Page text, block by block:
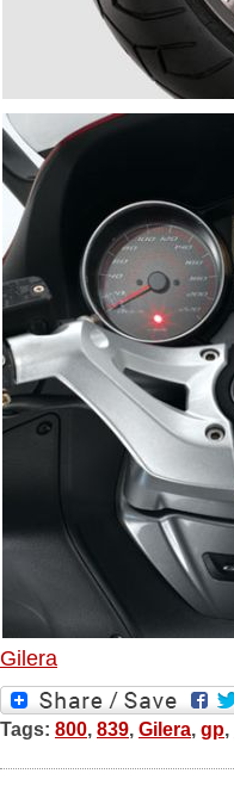
Gilera
Tags: 800, 839, Gilera, gp,